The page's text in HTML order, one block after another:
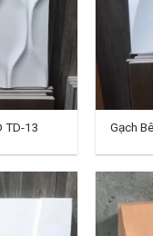
TD-13 Gạch